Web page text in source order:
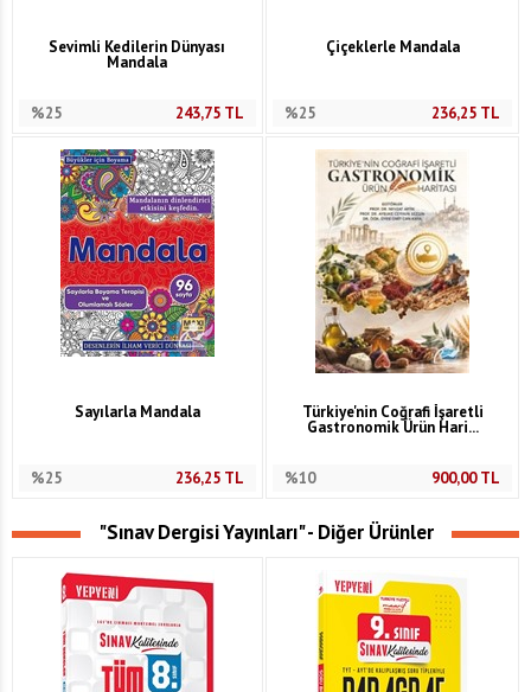
Sevimli Kedilerin Dünyası
Mandala
%25 243,75TL
Çiçeklerle Mandala
%25 236,25 TL
Sayılarla Mandala
%25 236,25TL
Türkiye'nin Coğrafi İşaretli
Gastronomik Ürün Hari...
%10 900,00TL
"Sınav Dergisi Yayınları" - Diğer Ürünler